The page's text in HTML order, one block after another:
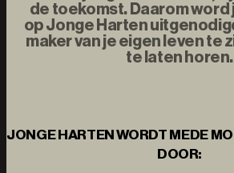
de toekomst. Daarom word
op Jonge Harten
maker van je eigen leven te
te laten horen.
JONGE HARTEN WORDT MEDE
DOOR: